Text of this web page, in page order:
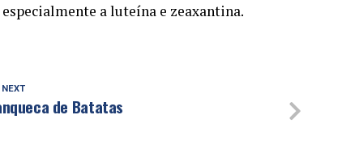
a luteína e zeaxantina.
NEXT
de Batatas